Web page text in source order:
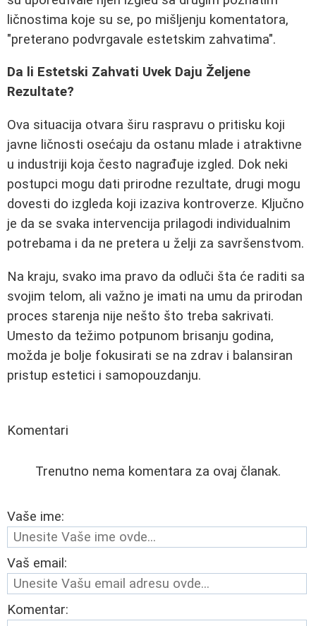
ličnostima koje su se, po mišljenju komentatora,
"preterano podvrgavale estetskim zahvatima".
Da li Estetski Zahvati Uvek Daju Željene
Rezultate?
Ova situacija otvara širu raspravu o pritisku koji
javne ličnosti osećaju da ostanu mlade i atraktivne
u industriji koja često nagrađuje izgled. Dok neki
postupci mogu dati prirodne rezultate, drugi mogu
dovesti do izgleda koji izaziva kontroverze. Ključno
je da se svaka intervencija prilagodi individualnim
potrebama i da ne pretera u želji za savršenstvom.
Na kraju, svako ima pravo da odluči šta će raditi sa
svojim telom, ali važno je imati na umu da prirodan
proces starenja nije nešto što treba sakrivati.
Umesto da težimo potpunom brisanju godina,
možda je bolje fokusirati se na zdrav i balansiran
pristup estetici i samopouzdanju.
Komentari
Trenutno nema komentara za ovaj članak.
Vaše ime:
Vaš email:
Komentar: